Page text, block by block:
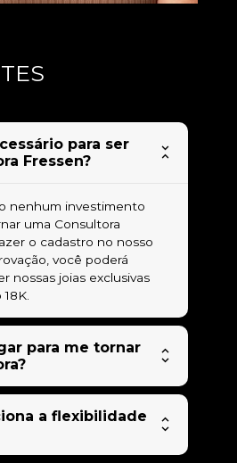
para ser
Fressen?
nenhum investimento
uma Consultora
o cadastro no nosso
você poderá
nossas joias exclusivas
para me tornar
você começa sem nenhum
Nós fornecemos todo o
a flexibilidade